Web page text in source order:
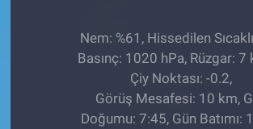
Nem: %61, Hissedilen
Basınç: 1020 hPa, Rüzgar: 7
Çiy Noktası: -0.2,
Görüş Mesafesi: 10 km,
Doğumu: 7:45, Gün Batımı: